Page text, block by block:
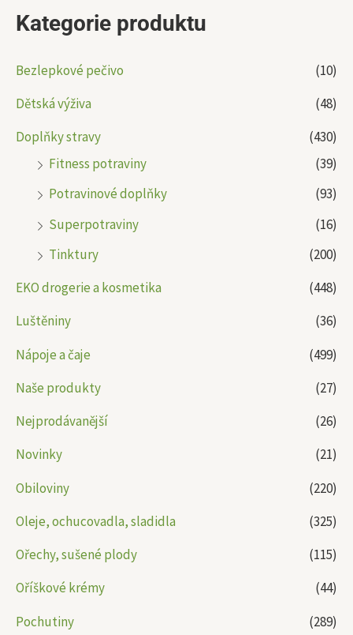
Kategorie produktu
Bezlepkové pečivo
(10)
Dětská výživa
(48)
Doplňky stravy
(430)
Fitness potraviny
(39)
Potravinové doplňky
(93)
Superpotraviny
(16)
Tinktury
(200)
EKO drogerie a kosmetika
(448)
Luštěniny
(36)
Nápoje a čaje
(499)
Naše produkty
(27)
Nejprodávanější
(26)
Novinky
(21)
Obiloviny
(220)
Oleje, ochucovadla, sladidla
(325)
Ořechy, sušené plody
(115)
Oříškové krémy
(44)
Pochutiny
(289)